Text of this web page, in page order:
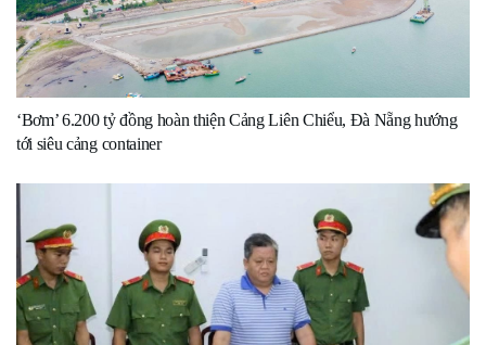
‘Bơm’ 6.200 tỷ đồng hoàn thiện Cảng Liên Chiểu, Đà Nẵng hướng
tới siêu cảng container